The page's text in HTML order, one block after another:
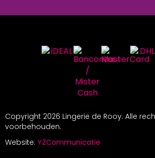
Copyright 2026 Lingerie de Rooy. Alle
voorbehouden.
Website: YZCommunicatie